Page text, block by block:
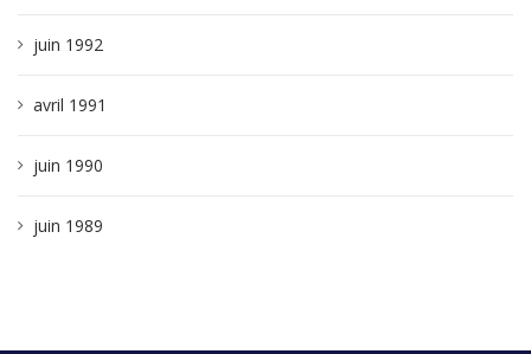
juin 1992
avril 1991
juin 1990
juin 1989